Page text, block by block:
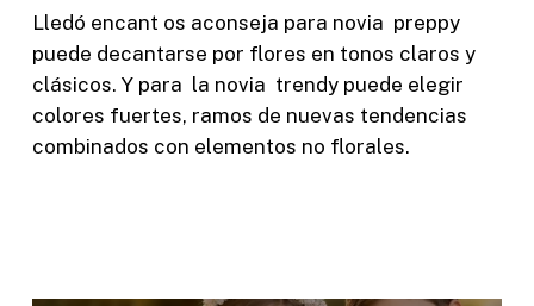
Lledó encant os aconseja para novia preppy
puede decantarse por flores en tonos claros y
clásicos. Y para la novia trendy puede elegir
colores fuertes, ramos de nuevas tendencias
combinados con elementos no florales.